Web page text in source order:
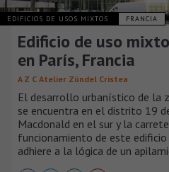
EDIFICIOS DE USOS MIXTOS FRANCIA
Edificio de uso
en París, Francia
A Z C Atelier Zündel Cristea
El desarrollo urbanístico de la
se encuentra en el distrito 19
Macdonald en el sur y la
funcionamiento de este edificio
adhiere a la lógica de un